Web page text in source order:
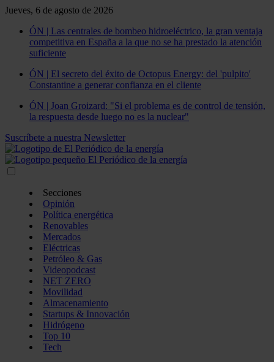
Jueves, 6 de agosto de 2026
ÓN | Las centrales de bombeo hidroeléctrico, la gran ventaja
competitiva en España a la que no se ha prestado la atención
suficiente
ÓN | El secreto del éxito de Octopus Energy: del 'pulpito'
Constantine a generar confianza en el cliente
ÓN | Joan Groizard: "Si el problema es de control de tensión,
la respuesta desde luego no es la nuclear"
Suscríbete a nuestra Newsletter
Secciones
Opinión
Política energética
Renovables
Mercados
Eléctricas
Petróleo & Gas
Videopodcast
NET ZERO
Movilidad
Almacenamiento
Startups & Innovación
Hidrógeno
Top 10
Tech